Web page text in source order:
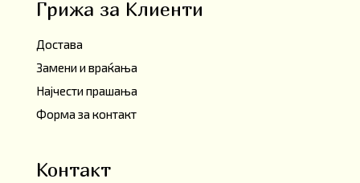
Грижа за Клиенти
Достава
Замени и враќања
Најчести прашања
Форма за контакт
Контакт